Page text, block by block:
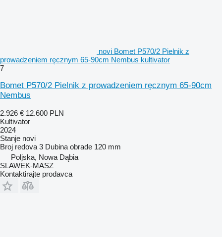
novi Bomet P570/2 Pielnik z
prowadzeniem ręcznym 65-90cm Nembus kultivator
7
Bomet P570/2 Pielnik z prowadzeniem ręcznym 65-90cm
Nembus
2.926 € 12.600 PLN
Kultivator
2024
Stanje novi
Broj redova 3 Dubina obrade 120 mm
Poljska, Nowa Dąbia
SLAWEK-MASZ
Kontaktirajte prodavca